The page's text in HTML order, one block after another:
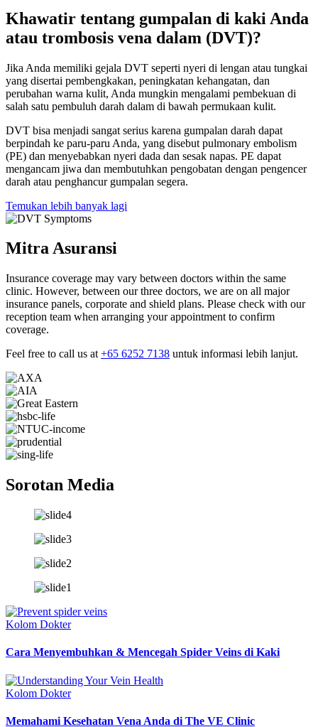
Khawatir tentang gumpalan di kaki Anda
atau trombosis vena dalam (DVT)?
Jika Anda memiliki gejala DVT seperti nyeri di lengan atau tungkai
yang disertai pembengkakan, peningkatan kehangatan, dan
perubahan warna kulit, Anda mungkin mengalami pembekuan di
salah satu pembuluh darah dalam di bawah permukaan kulit.
DVT bisa menjadi sangat serius karena gumpalan darah dapat
berpindah ke paru-paru Anda, yang disebut pulmonary embolism
(PE) dan menyebabkan nyeri dada dan sesak napas. PE dapat
mengancam jiwa dan membutuhkan pengobatan dengan pengencer
darah atau penghancur gumpalan segera.
Temukan lebih banyak lagi
Mitra Asuransi
Insurance coverage may vary between doctors within the same
clinic. However, between our three doctors, we are on all major
insurance panels, corporate and shield plans. Please check with our
reception team when arranging your appointment to confirm
coverage.
Feel free to call us at +65 6252 7138 untuk informasi lebih lanjut.
Sorotan Media
Kolom Dokter
Cara Menyembuhkan & Mencegah Spider Veins di Kaki
Kolom Dokter
Memahami Kesehatan Vena Anda di The VE Clinic